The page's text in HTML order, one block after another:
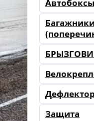
Автобоксы
Багажники
Защита